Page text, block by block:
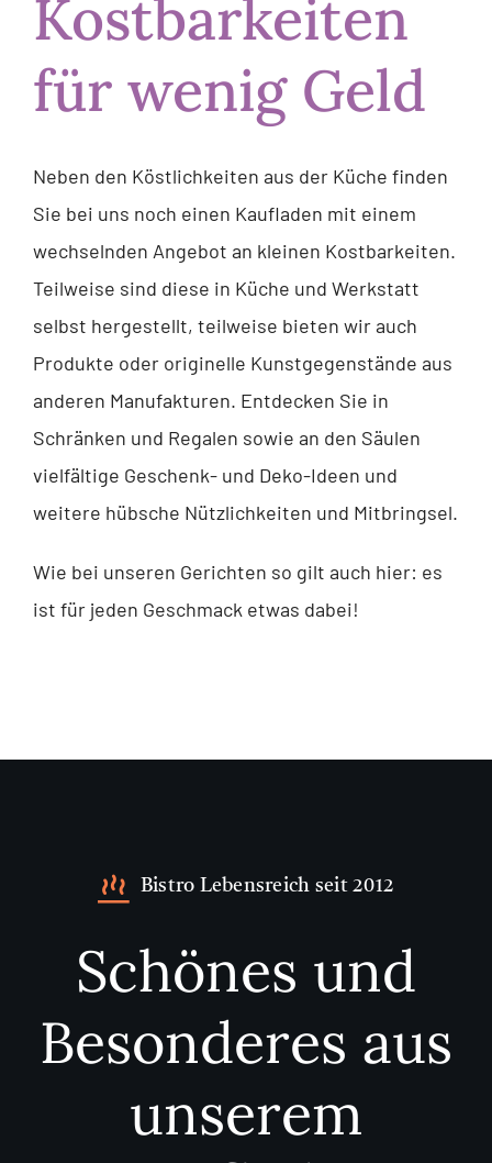
Kostbarkeiten
für wenig Geld
Neben den Köstlichkeiten aus der Küche finden
Sie bei uns noch einen Kaufladen mit einem
wechselnden Angebot an kleinen Kostbarkeiten.
Teilweise sind diese in Küche und Werkstatt
selbst hergestellt, teilweise bieten wir auch
Produkte oder originelle Kunstgegenstände aus
anderen Manufakturen. Entdecken Sie in
Schränken und Regalen sowie an den Säulen
vielfältige Geschenk- und Deko-Ideen und
weitere hübsche Nützlichkeiten und Mitbringsel.
Wie bei unseren Gerichten so gilt auch hier: es
ist für jeden Geschmack etwas dabei!
Bistro Lebensreich seit 2012
Schönes und
Besonderes aus
unserem